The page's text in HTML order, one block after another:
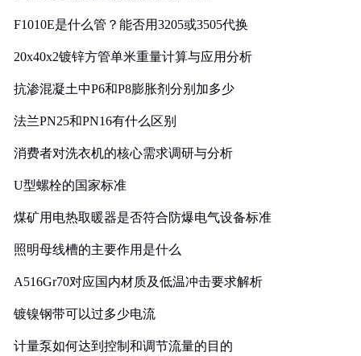
F1010E是什么管？能否用3205或3505代换
20x40x2镀锌方管单米重量计算与应用分析
抗渗混凝土中P6和P8膨胀剂分别加多少
法兰PN25和PN16有什么区别
消费者对洗衣机的核心需求调研与分析
U型螺栓的国家标准
煤矿用电热取暖器是否符合防爆电气设备标准
照明母线槽的主要作用是什么
A516Gr70对应国内材质及低温冲击要求解析
镀镍钢带可以过多少电流
计量泵如何达到控制和调节流量的目的